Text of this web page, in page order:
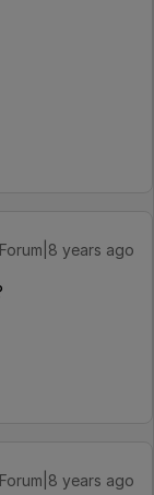
years ago
years ago